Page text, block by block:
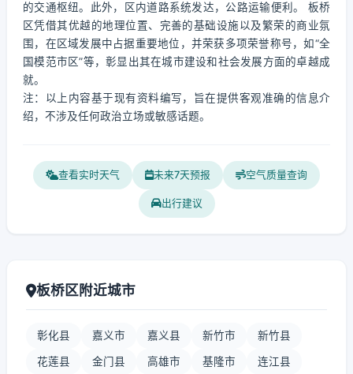
的交通枢纽。此外，区内道路系统发达，公路运输便利。 板桥
区凭借其优越的地理位置、完善的基础设施以及繁荣的商业氛
围，在区域发展中占据重要地位，并荣获多项荣誉称号，如“全
国模范市区”等，彰显出其在城市建设和社会发展方面的卓越成
就。
注：以上内容基于现有资料编写，旨在提供客观准确的信息介
绍，不涉及任何政治立场或敏感话题。
查看实时天气 未来7天预报 空气质量查询
出行建议
板桥区附近城市
彰化县 嘉义市 嘉义县 新竹市 新竹县
花莲县 金门县 高雄市 基隆市 连江县